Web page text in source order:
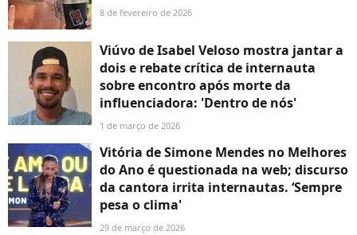
8 de fevereiro de 2026
Viúvo de Isabel Veloso mostra jantar a
dois e rebate crítica de internauta
sobre encontro após morte da
influenciadora: 'Dentro de nós'
1 de março de 2026
Vitória de Simone Mendes no Melhores
do Ano é questionada na web; discurso
da cantora irrita internautas. ‘Sempre
pesa o clima'
29 de março de 2026